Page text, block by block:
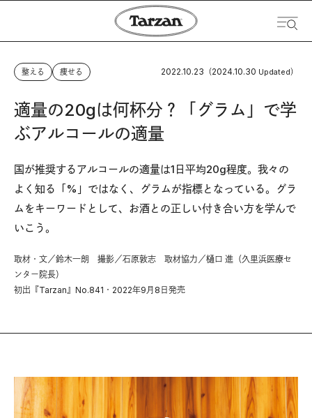
整える 痩せる 2022.10.23 （2024.10.30 Updated）
適量の20gは何杯分？「グラム」で学
ぶアルコールの適量
国が推奨するアルコールの適量は1日平均20g程度。我々の
よく知る「%」ではなく、グラムが指標となっている。グラ
ムをキーワードとして、お酒との正しい付き合い方を学んで
いこう。
取材・文／鈴木一朗 撮影／石原敦志 取材協力／樋口 進（久里浜医療セ
ンター院長）
初出『Tarzan』No.841・2022年9月8日発売